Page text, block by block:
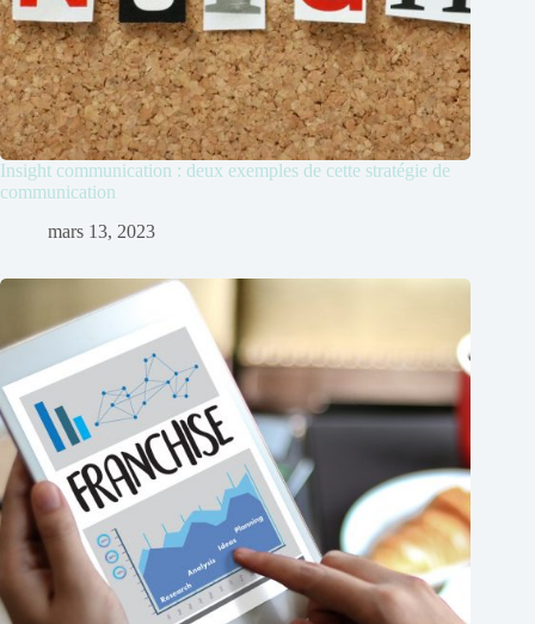
Insight communication : deux exemples de cette stratégie de
communication
mars 13, 2023